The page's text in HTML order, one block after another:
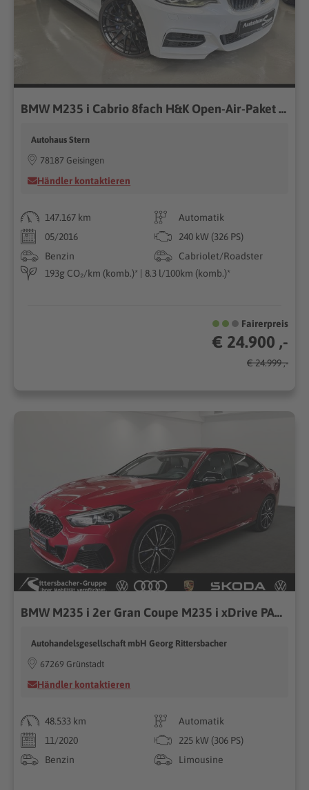
BMW M235 i Cabrio 8fach H&K Open-Air-Paket Tempomat
Autohaus Stern
78187 Geisingen
Händler kontaktieren
147.167 km
Automatik
05/2016
240 kW (326 PS)
Benzin
Cabriolet/Roadster
193g CO₂/km (komb.)* | 8.3 l/100km (komb.)*
Fairerpreis
€ 24.900 ,-
€ 24.999 ,-
BMW M235 i 2er Gran Coupe M235 i xDrive PANO LED Busi+ComfortPaketProfessional
Autohandelsgesellschaft mbH Georg Rittersbacher
67269 Grünstadt
Händler kontaktieren
48.533 km
Automatik
11/2020
225 kW (306 PS)
Benzin
Limousine